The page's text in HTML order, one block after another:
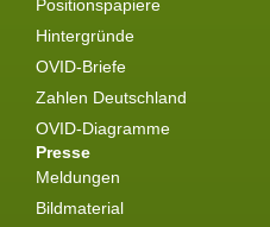
Positionspapiere
Hintergründe
OVID-Briefe
Zahlen Deutschland
OVID-Diagramme
Presse
Meldungen
Bildmaterial